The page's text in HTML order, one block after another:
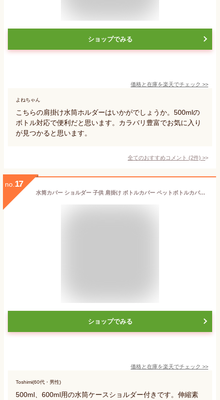
ショップでみる
価格と在庫を楽天でチェック >>
よねちゃん
こちらの肩掛け水筒ホルダーはいかがでしょうか。500mlの
ボトル対応で便利だと思います。カラバリ豊富でお気に入り
が見つかると思います。
全てのおすすめコメント (2件) >
no. 17
水筒カバー ショルダー 子供 肩掛け ボトルカバー ペットボトルカバー 水筒ケース 保冷 500ml 600ml カバー 水筒 ペットボトルホルダー かわいい おしゃれ 子ども タイガー カバー のみ 600 500 斜めがけ プレゼント
ショップでみる
価格と在庫を楽天でチェック >>
Toshimi(60代・男性)
500ml、600ml用の水筒ケースショルダー付きです。伸縮素